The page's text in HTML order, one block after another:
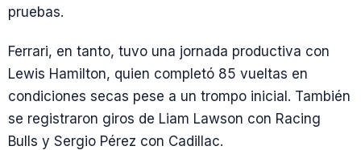
pruebas.
Ferrari, en tanto, tuvo una jornada productiva con
Lewis Hamilton, quien completó 85 vueltas en
condiciones secas pese a un trompo inicial. También
se registraron giros de Liam Lawson con Racing
Bulls y Sergio Pérez con Cadillac.